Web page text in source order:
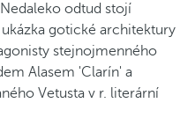
odtud stojí
ukázka gotické architektury
stejnojmenného
Alasem 'Clarín' a
Vetusta v r. literární